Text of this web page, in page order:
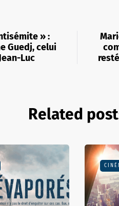
» :
Guedj, celui
Luc
Related